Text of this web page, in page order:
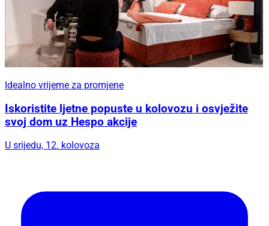
Idealno vrijeme za promjene
Iskoristite ljetne popuste u kolovozu i osvježite
svoj dom uz Hespo akcije
U srijedu, 12. kolovoza